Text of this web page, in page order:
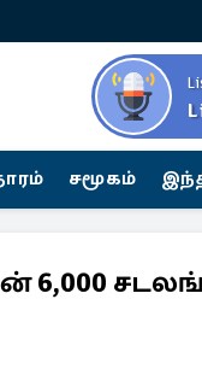
சமூகம்
6,000